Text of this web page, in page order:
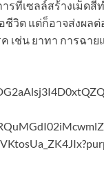
รที่เซลล์สร้างเม็ด
ชีวิต แต่ก็อาจส่งผล
เช่น ยาทา การฉา